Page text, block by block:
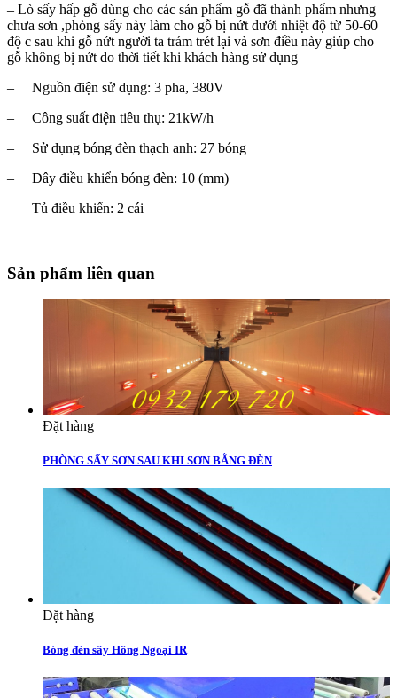
– Lò sấy hấp gỗ dùng cho các sản phẩm gỗ đã thành phẩm nhưng
chưa sơn ,phòng sấy này làm cho gỗ bị nứt dưới nhiệt độ từ 50-60
độ c sau khi gỗ nứt người ta trám trét lại và sơn điều này giúp cho
gỗ không bị nứt do thời tiết khi khách hàng sử dụng
– Nguồn điện sử dụng: 3 pha, 380V
– Công suất điện tiêu thụ: 21kW/h
– Sử dụng bóng đèn thạch anh: 27 bóng
– Dây điều khiển bóng đèn: 10 (mm)
– Tủ điều khiển: 2 cái
Sản phẩm liên quan
Đặt hàng
PHÒNG SẤY SƠN SAU KHI SƠN BẰNG ĐÈN
Đặt hàng
Bóng đẻn sấy Hồng Ngoại IR